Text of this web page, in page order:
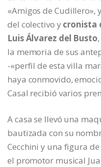
«Amigos de Cudillero»,
del colectivo y cronista
Luis Álvarez del Busto
la memoria de sus
-«perfil de esta villa
haya conmovido,
Casal recibió varios
A casa se llevó una
bautizada con su
Cecchini y una figura
el promotor musical